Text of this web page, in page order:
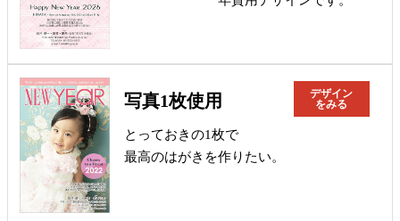
写真1枚使用
デザイン
をみる
とっておきの1枚で
最高のはがきを作りたい。